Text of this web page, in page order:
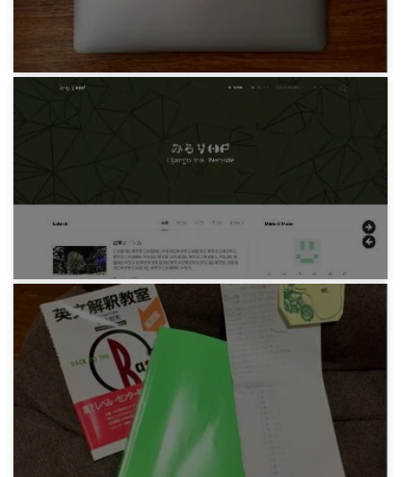
7年前
Mac と旅する3年目
6年前
みろりHP
みろりHP引っ越し進捗
6年前